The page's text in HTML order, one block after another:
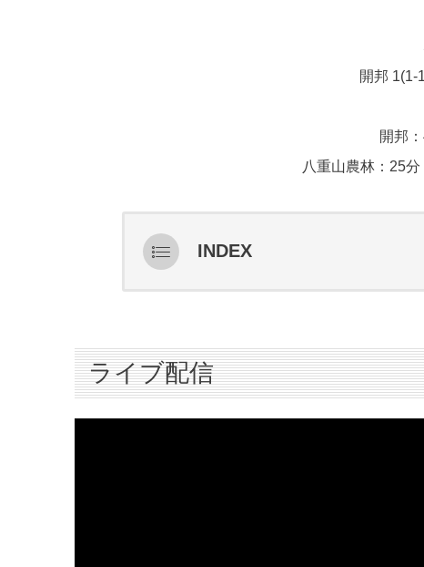
開邦 1(1-
開邦
八重山農林：25
INDEX
ライブ配信
ハイライト
インタビュー
ライブ配信